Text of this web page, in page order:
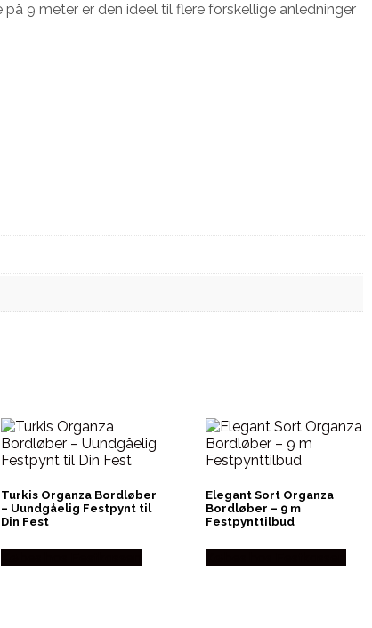
9 meter er den ideel til flere forskellige anledninger
Turkis Organza Bordløber
– Uundgåelig Festpynt til
Din Fest
Elegant Sort Organza
Bordløber – 9 m
Festpynttilbud